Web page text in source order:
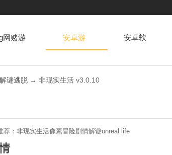
网赌游 安卓游 安卓软
解谜逃脱 → 非现实生活 v3.0.10
荐： 非现实生活像素冒险剧情解谜unreal life